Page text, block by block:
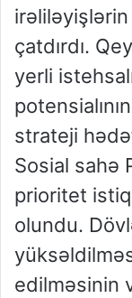
çatdırdı.
yerli
strateji
Sosial sahə
prioritet
olundu.
edilməsinin